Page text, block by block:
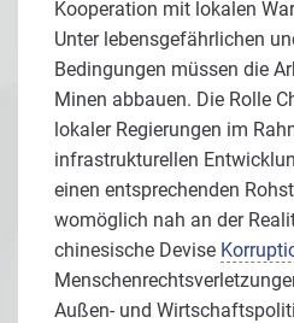
Kooperation mit lokalen
Unter lebensgefährlichen
Bedingungen müssen die
Minen abbauen. Die Rolle
lokaler Regierungen im
infrastrukturellen
einen entsprechenden
womöglich nah an der
chinesische Devise
Außen- und